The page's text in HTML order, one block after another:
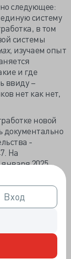
Вход
Вход
следующее:
систему
в том
системы
, изучаем опыт
и где
ввиду –
нет как нет,
новой
документально
-
На
2025
пилотный
года, если
Если
на
в семи регионах